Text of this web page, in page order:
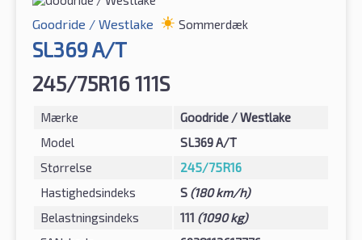
Goodride / Westlake Sommerdæk
SL369 A/T
245/75R16 111S
Mærke
Goodride / Westlake
Model
SL369 A/T
Størrelse
245/75R16
Hastighedsindeks
S (180 km/h)
Belastningsindeks
111 (1090 kg)